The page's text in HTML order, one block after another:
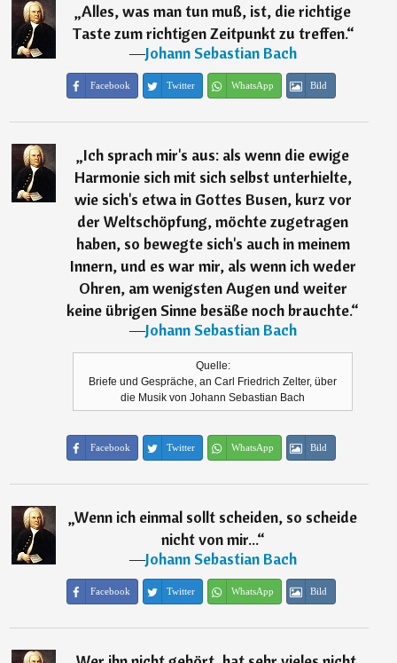
„Alles, was man tun muß, ist, die richtige
Taste zum richtigen Zeitpunkt zu treffen.“
―Johann Sebastian Bach
Facebook Twitter WhatsApp Bild
„Ich sprach mir's aus: als wenn die ewige
Harmonie sich mit sich selbst unterhielte,
wie sich's etwa in Gottes Busen, kurz vor
der Weltschöpfung, möchte zugetragen
haben, so bewegte sich's auch in meinem
Innern, und es war mir, als wenn ich weder
Ohren, am wenigsten Augen und weiter
keine übrigen Sinne besäße noch brauchte.“
―Johann Sebastian Bach
Quelle:
Briefe und Gespräche, an Carl Friedrich Zelter, über
die Musik von Johann Sebastian Bach
Facebook Twitter WhatsApp Bild
„Wenn ich einmal sollt scheiden, so scheide
nicht von mir...“
―Johann Sebastian Bach
Facebook Twitter WhatsApp Bild